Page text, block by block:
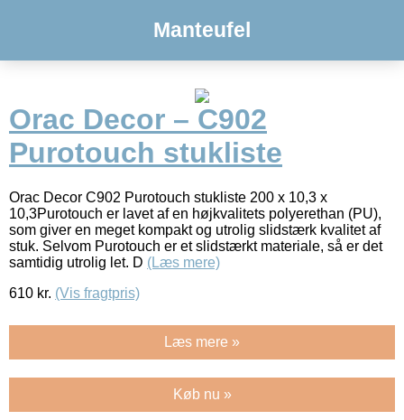
Manteufel
Orac Decor – C902
Purotouch stukliste
Orac Decor C902 Purotouch stukliste 200 x 10,3 x
10,3Purotouch er lavet af en højkvalitets polyerethan (PU),
som giver en meget kompakt og utrolig slidstærk kvalitet af
stuk. Selvom Purotouch er et slidstærkt materiale, så er det
samtidig utrolig let. D (Læs mere)
610 kr. (Vis fragtpris)
Læs mere »
Køb nu »